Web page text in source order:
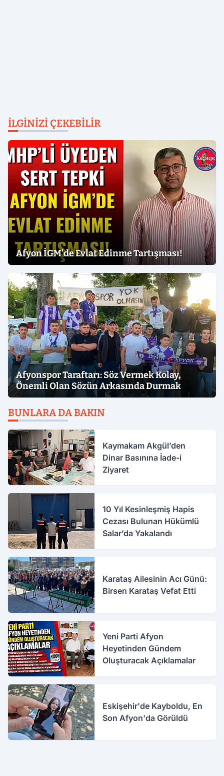
İLGINIZI ÇEKEBILIR
Afyon İGM’de Evlat Edinme Tartışması!
Afyonspor Taraftarı: Söz Vermek Kolay,
Önemli Olan Sözün Arkasında Durmak
BUNLARA DA BAKIN
Kaymakam Akgül’den
Dinar Basınına İade-i
Ziyaret
10 Yıl Kesinleşmiş Hapis
Cezası Bulunan Hükümlü
Salar’da Yakalandı
Karataş Ailesinin Acı Günü:
Birsen Karataş Vefat Etti
Yeni Parti Afyon
Heyetinden Gündem
Oluşturacak Açıklamalar
Eskişehir'de Kayboldu, En
Son Afyon'da Görüldü